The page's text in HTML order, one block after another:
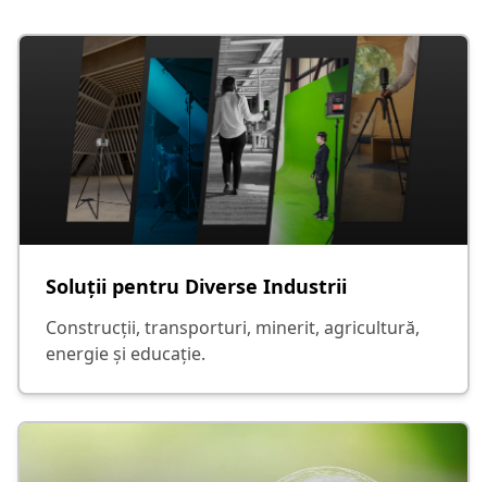
Soluții pentru Diverse Industrii
Construcții, transporturi, minerit, agricultură,
energie și educație.